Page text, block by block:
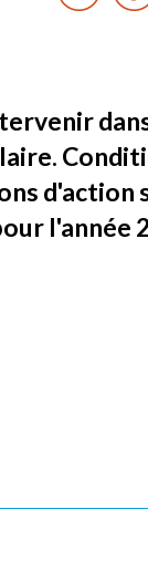
d'action
l'année